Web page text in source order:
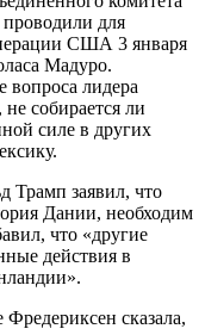
для
США 3 января
Мадуро.
вопроса лидера
собирается ли
силе в других
Трамп заявил, что
Дании, необходим
что «другие
действия в
сказала,